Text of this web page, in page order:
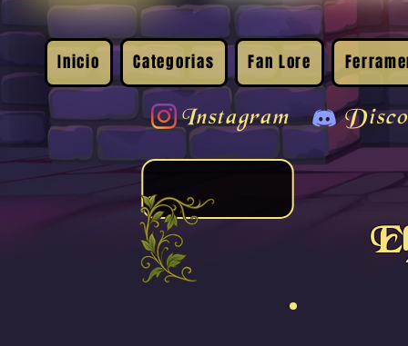
Inicio Categorias Fan Lore
Instagram